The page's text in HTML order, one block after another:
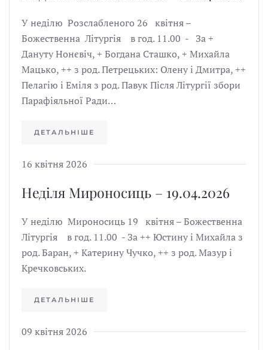
У неділю Розслабленого 26 квітня –
Божественна Літургія в год. 11.00 - За +
Дануту Нонєвіч, + Богдана Сташко, + Михайла
Мацько, ++ з род. Петрецьких: Олену і Дмитра, ++
Пелагію і Еміля з род. Павук Після Літургії збори
Парафіяльної Ради…
ДЕТАЛЬНІШЕ
16 квітня 2026
Неділя Мироносиць – 19.04.2026
У неділю Мироносиць 19 квітня – Божественна
Літургія в год. 11.00 - За ++ Юстину і Михайла з
род. Баран, + Катерину Чучко, ++ з род. Мазур і
Кречковських.
ДЕТАЛЬНІШЕ
09 квітня 2026